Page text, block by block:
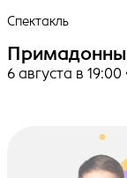
Спектакль
Примадонны
6 августа в